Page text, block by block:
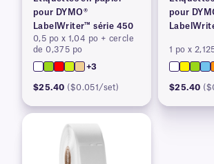
pour DYMO®
LabelWriter™ série 450
0,5 po x 1,04 po + cercle
de 0,375 po
+3
$25.40 ($0.051/set)
pour
1 po x
$25.40